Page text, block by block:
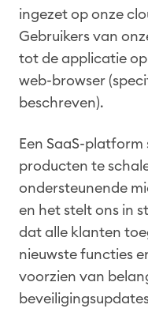
ingezet op onze
Gebruikers van
tot de applicatie
web-browser
beschreven).
Een SaaS-
producten te
ondersteunende
en het stelt ons in
dat alle klanten
nieuwste functies
voorzien van